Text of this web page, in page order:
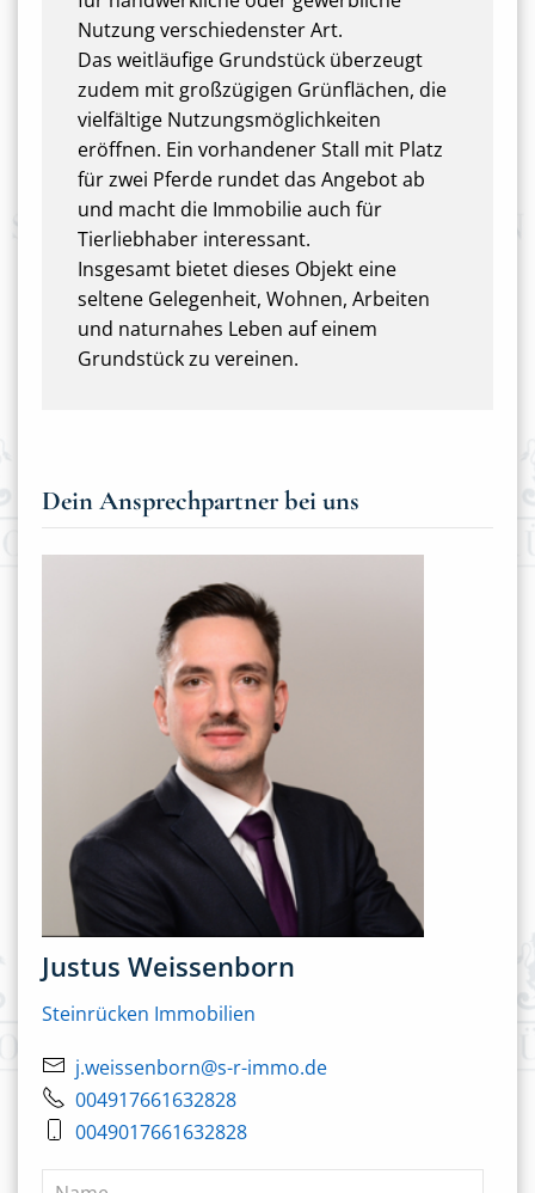
Nutzung verschiedenster Art.
Das weitläufige Grundstück überzeugt
zudem mit großzügigen Grünflächen, die
vielfältige Nutzungsmöglichkeiten
eröffnen. Ein vorhandener Stall mit Platz
für zwei Pferde rundet das Angebot ab
und macht die Immobilie auch für
Tierliebhaber interessant.
Insgesamt bietet dieses Objekt eine
seltene Gelegenheit, Wohnen, Arbeiten
und naturnahes Leben auf einem
Grundstück zu vereinen.
Dein Ansprechpartner bei uns
Justus Weissenborn
Steinrücken Immobilien
j.weissenborn@s-r-immo.de
004917661632828
0049017661632828